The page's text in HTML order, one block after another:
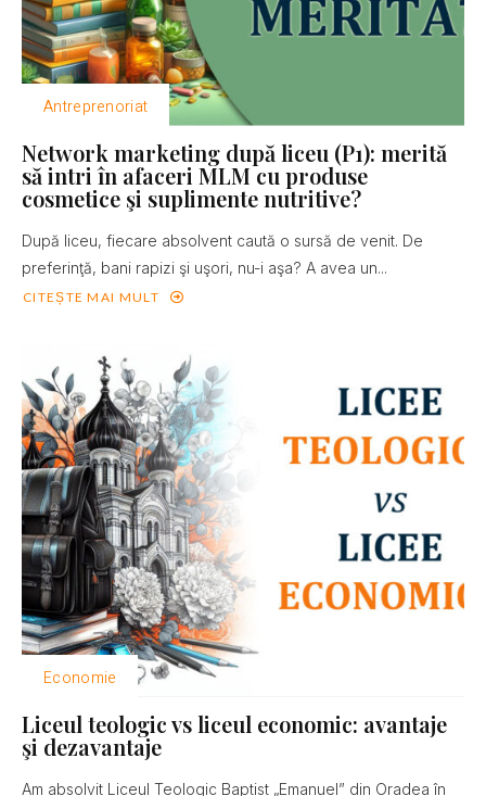
Antreprenoriat
Network marketing după liceu (P1): merită
să intri în afaceri MLM cu produse
cosmetice şi suplimente nutritive?
După liceu, fiecare absolvent caută o sursă de venit. De
preferinţă, bani rapizi şi uşori, nu-i aşa? A avea un...
CITEȘTE MAI MULT
Economie
Liceul teologic vs liceul economic: avantaje
şi dezavantaje
Am absolvit Liceul Teologic Baptist „Emanuel” din Oradea în